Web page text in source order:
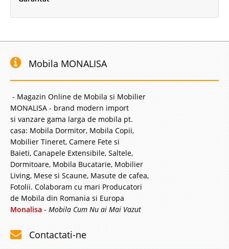
Mobila MONALISA
- Magazin Online de Mobila si Mobilier
MONALISA - brand modern import
si vanzare gama larga de mobila pt.
casa: Mobila Dormitor, Mobila Copii,
Mobilier Tineret, Camere Fete si
Baieti, Canapele Extensibile, Saltele,
Dormitoare, Mobila Bucatarie, Mobilier
Living, Mese si Scaune, Masute de cafea,
Fotolii. Colaboram cu mari Producatori
de Mobila din Romania si Europa
Monalisa - Mobila Cum Nu ai Mai Vazut
Contactati-ne